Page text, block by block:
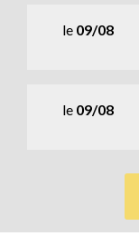
le 09/08
le 09/08